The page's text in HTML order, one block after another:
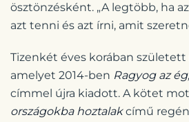
ösztönzésként. „A legtöbb, ha
azt tenni és azt írni, amit
Tizenkét éves korában született
amelyet 2014-ben Ragyog az
címmel újra kiadott. A kötet
országokba hoztalakcímű